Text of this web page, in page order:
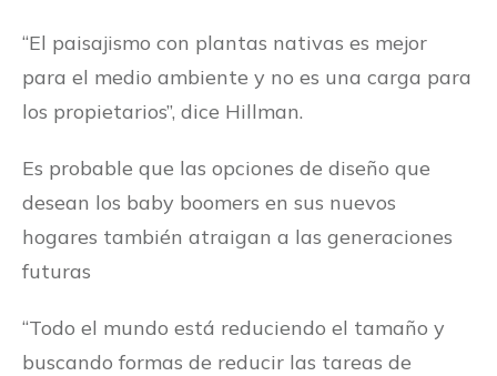
“El paisajismo con plantas nativas es mejor
para el medio ambiente y no es una carga para
los propietarios”, dice Hillman.
Es probable que las opciones de diseño que
desean los baby boomers en sus nuevos
hogares también atraigan a las generaciones
futuras
“Todo el mundo está reduciendo el tamaño y
buscando formas de reducir las tareas de